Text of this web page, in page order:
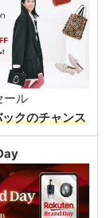
ール
クのチャンス